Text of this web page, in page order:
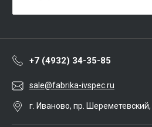
+7 (4932) 34-35-85
sale@fabrika-ivspec.ru
г. Иваново, пр.